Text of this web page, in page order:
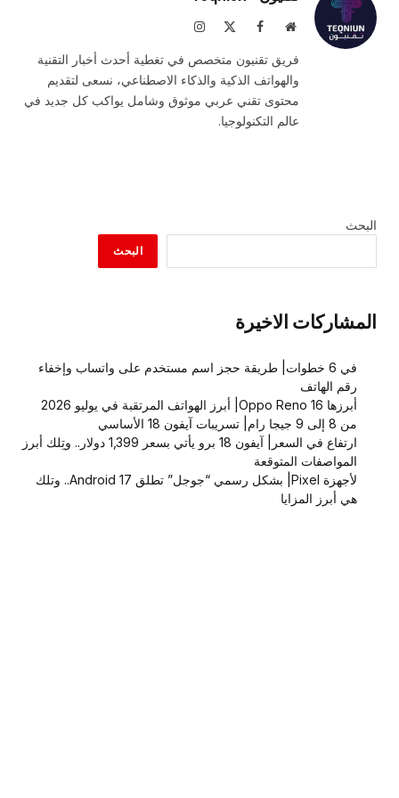
موقعفيسبوك الانستغرام
فريق تقنيون متخصص في تغطية أحدث أخبار التقنية
والهواتف الذكية والذكاء الاصطناعي، نسعى لتقديم
محتوى تقني عربي موثوق وشامل يواكب كل جديد في
عالم التكنولوجيا.
البحث
البحث
المشاركات الاخيرة
في 6 خطوات| طريقة حجز اسم مستخدم على واتساب وإخفاء
رقم الهاتف
أبرزها Oppo Reno 16| أبرز الهواتف المرتقبة في يوليو 2026
من 8 إلى 9 جيجا رام| تسريبات آيفون 18 الأساسي
ارتفاع في السعر| آيفون 18 برو يأتي بسعر 1,399 دولار.. وتِلك أبرز
المواصفات المتوقعة
لأجهزة Pixel| بشكل رسمي “جوجل” تطلق Android 17.. وتلك
هي أبرز المزايا